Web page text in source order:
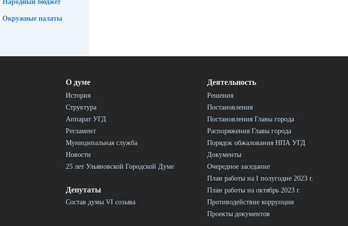
Народный бюджет
Окружные палаты
О думе
История
Структура
Аппарат УГД
Регламент
Муниципальная служба
Новости
25 лет Ульяновской Городской Думе
Депутаты
Состав думы VI созыва
Деятельность
Решения
Постановления
Постановления Главы города
Распоряжения Главы города
Порядок обжалования НПА УГД
Документы
Очередное заседание
План работы на I полугодие 2023 г.
План работы на октябрь 2023 г.
Противодействие коррупции
Проекты документов